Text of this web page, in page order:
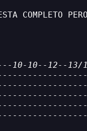
COMPLETO
10-10--12--